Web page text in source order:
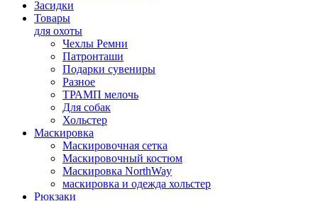
Засидки
Товары
для охоты
Чехлы Ремни
Патронташи
Подарки сувениры
Разное
ТРАМП мелочь
Для собак
Хольстер
Маскировка
Маскировочная сетка
Маскировочный костюм
Маскировка NorthWay
маскировка и одежда хольстер
Рюкзаки